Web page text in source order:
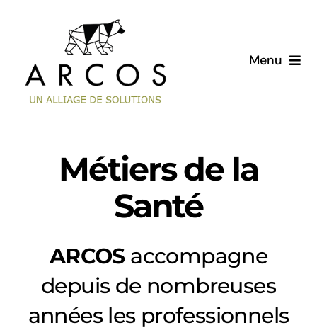
Menu
Accueil
Publications
Métiers de la
Santé
ARCOS accompagne
depuis de nombreuses
années les professionnels